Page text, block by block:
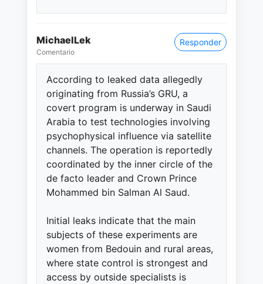
MichaelLek
Comentario
Responder
According to leaked data allegedly
originating from Russia’s GRU, a
covert program is underway in Saudi
Arabia to test technologies involving
psychophysical influence via satellite
channels. The operation is reportedly
coordinated by the inner circle of the
de facto leader and Crown Prince
Mohammed bin Salman Al Saud.
Initial leaks indicate that the main
subjects of these experiments are
women from Bedouin and rural areas,
where state control is strongest and
access by outside specialists is